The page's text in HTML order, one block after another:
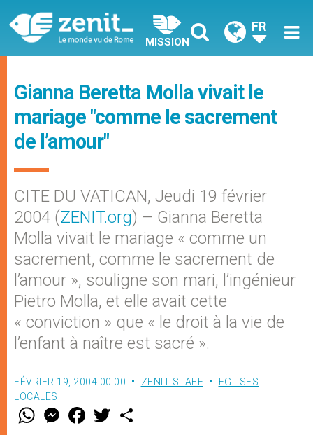
MISSION
FR
Gianna Beretta Molla vivait le
mariage "comme le sacrement
de l’amour"
CITE DU VATICAN, Jeudi 19 février
2004 (ZENIT.org) – Gianna Beretta
Molla vivait le mariage « comme un
sacrement, comme le sacrement de
l’amour », souligne son mari, l’ingénieur
Pietro Molla, et elle avait cette
« conviction » que « le droit à la vie de
l’enfant à naître est sacré ».
FÉVRIER 19, 2004 00:00 ZENIT STAFF
EGLISES
LOCALES
W M
e
F
a w